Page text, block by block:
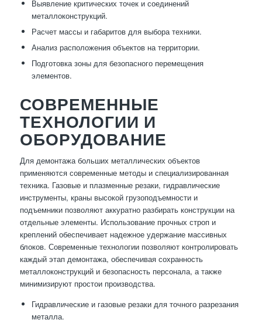
Выявление критических точек и соединений
металлоконструкций.
Расчет массы и габаритов для выбора техники.
Анализ расположения объектов на территории.
Подготовка зоны для безопасного перемещения
элементов.
СОВРЕМЕННЫЕ
ТЕХНОЛОГИИ И
ОБОРУДОВАНИЕ
Для демонтажа больших металлических объектов
применяются современные методы и специализированная
техника. Газовые и плазменные резаки, гидравлические
инструменты, краны высокой грузоподъемности и
подъемники позволяют аккуратно разбирать конструкции на
отдельные элементы. Использование прочных строп и
креплений обеспечивает надежное удержание массивных
блоков. Современные технологии позволяют контролировать
каждый этап демонтажа, обеспечивая сохранность
металлоконструкций и безопасность персонала, а также
минимизируют простои производства.
Гидравлические и газовые резаки для точного разрезания
металла.